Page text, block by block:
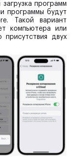
программ
программы будут
Такой вариант
компьютера или
присутствия двух